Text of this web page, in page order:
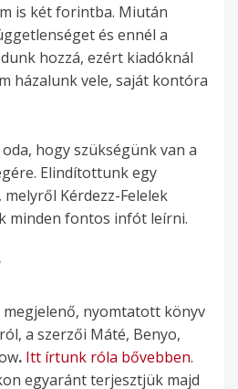
is két forintba. Miután
és ennél a
hozzá, ezért kiadóknál
házalunk vele, saját kontóra
hogy szükségünk van a
Elindítottunk egy
Kérdezz-Felelek
minden fontos infót leírni.
nyomtatott könyv
a szerzői Máté, Benyo,
. Itt írtunk róla bővebben.
egyaránt terjesztjük majd